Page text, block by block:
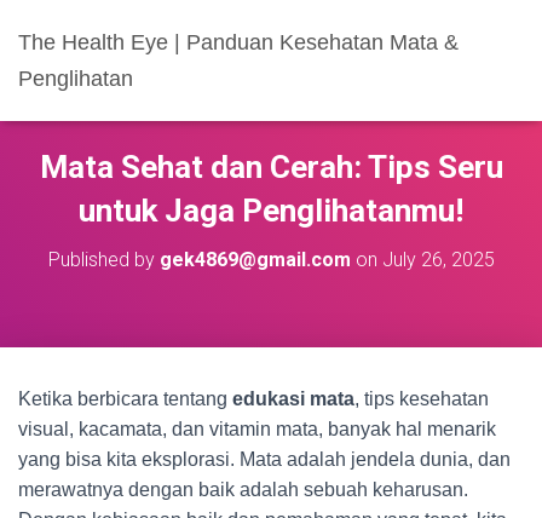
The Health Eye | Panduan Kesehatan Mata &
Penglihatan
Mata Sehat dan Cerah: Tips Seru
untuk Jaga Penglihatanmu!
Published by gek4869@gmail.com on July 26, 2025
Ketika berbicara tentang edukasi mata, tips kesehatan
visual, kacamata, dan vitamin mata, banyak hal menarik
yang bisa kita eksplorasi. Mata adalah jendela dunia, dan
merawatnya dengan baik adalah sebuah keharusan.